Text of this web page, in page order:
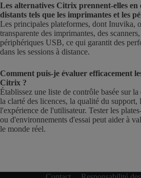
Les alternatives Citrix prennent-elles en
distants tels que les imprimantes et les
Les principales plateformes, dont Inuvika,
transparente des imprimantes, des
périphériques USB, ce qui garantit des
dans les sessions à distance.
Comment puis-je évaluer efficacement
Citrix ?
Établissez une liste de contrôle basée sur
la clarté des licences, la qualité du
l'expérience de l'utilisateur. Tester les
ou d'environnements d'essai peut aider à
le monde réel.